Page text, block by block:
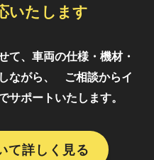
いたします
て、車両の仕様・機材・
ながら、
ご相談からイ
サポートいたします。
て詳しく見る